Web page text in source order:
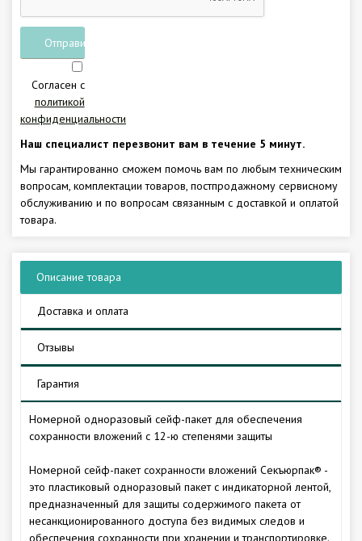
Отправить
заявку
Согласен с
политикой
конфиденциальности
Наш специалист перезвонит вам в течение 5 минут.
Мы гарантированно сможем помочь вам по любым техническим
вопросам, комплектации товаров, постпродажному сервисному
обслуживанию и по вопросам связанным с доставкой и оплатой
товара.
Описание товара
Доставка и оплата
Отзывы
Гарантия
Номерной одноразовый сейф-пакет для обеспечения
сохранности вложений с 12-ю степенями защиты
Номерной сейф-пакет сохранности вложений Секъюрпак® -
это пластиковый одноразовый пакет с индикаторной лентой,
предназначенный для защиты содержимого пакета от
несанкционированного доступа без видимых следов и
обеспечения сохранности при хранении и транспортировке.